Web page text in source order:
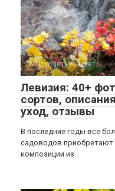
Многолетние цветы
Левизия: 40+
сортов,
уход, отзывы
В последние годы все
садоводов
композиции из